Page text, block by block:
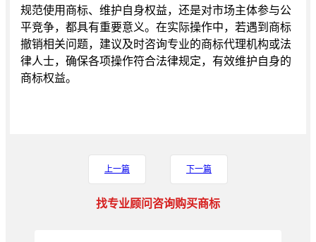
规范使用商标、维护自身权益，还是对市场主体参与公
平竞争，都具有重要意义。在实际操作中，若遇到商标
撤销相关问题，建议及时咨询专业的商标代理机构或法
律人士，确保各项操作符合法律规定，有效维护自身的
商标权益。
上一篇 下一篇
找专业顾问咨询购买商标